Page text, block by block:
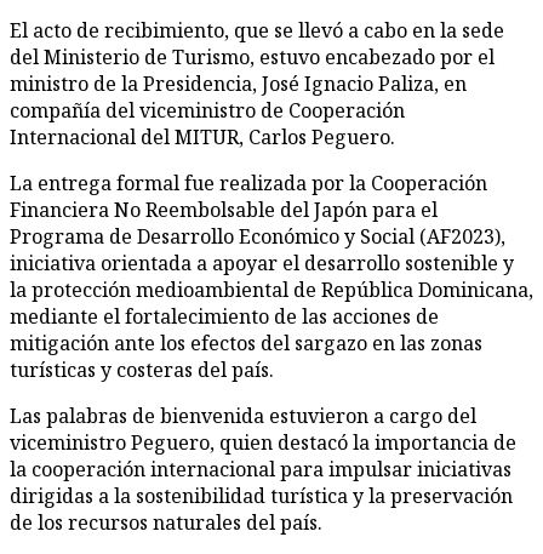
El acto de recibimiento, que se llevó a cabo en la sede
del Ministerio de Turismo, estuvo encabezado por el
ministro de la Presidencia, José Ignacio Paliza, en
compañía del viceministro de Cooperación
Internacional del MITUR, Carlos Peguero.
La entrega formal fue realizada por la Cooperación
Financiera No Reembolsable del Japón para el
Programa de Desarrollo Económico y Social (AF2023),
iniciativa orientada a apoyar el desarrollo sostenible y
la protección medioambiental de República Dominicana,
mediante el fortalecimiento de las acciones de
mitigación ante los efectos del sargazo en las zonas
turísticas y costeras del país.
Las palabras de bienvenida estuvieron a cargo del
viceministro Peguero, quien destacó la importancia de
la cooperación internacional para impulsar iniciativas
dirigidas a la sostenibilidad turística y la preservación
de los recursos naturales del país.